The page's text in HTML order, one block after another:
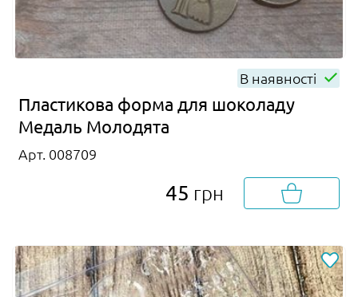
В наявності
Пластикова форма для шоколаду
Медаль Молодята
Арт. 008709
45 грн